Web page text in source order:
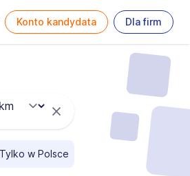
Konto kandydata Dla firm
Tylko w Polsce